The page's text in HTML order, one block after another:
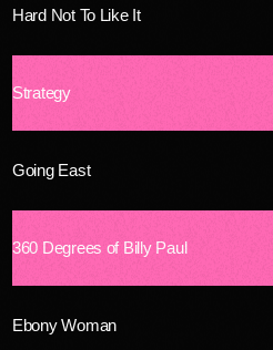
Hard Not To Like It
Strategy
Going East
360 Degrees of Billy Paul
Ebony Woman